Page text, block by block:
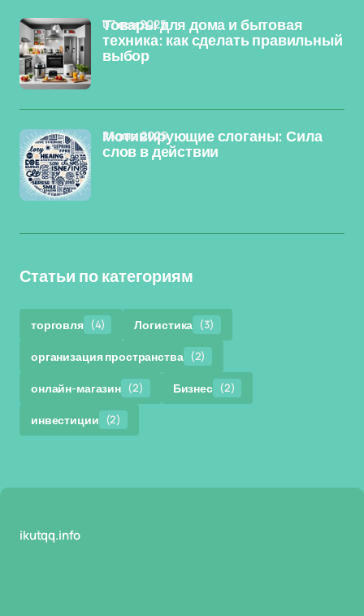
Товары для дома и бытовая
техника: как сделать правильный
выбор
07 ноя 2025
Мотивирующие слоганы: Сила
слов в действии
24 янв 2025
Статьи по категориям
торговля (4) Логистика (3)
организация пространства (2)
онлайн-магазин (2) Бизнес (2)
инвестиции (2)
ikutqq.info